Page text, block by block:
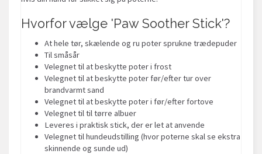
Hvorfor vælge 'Paw Soother Stick'?
At hele tør, skælende og ru poter sprukne trædepuder
Til småsår
Velegnet til at beskytte poter i frost
Velegnet til at beskytte poter før/efter tur over
brandvarmt sand
Velegnet til at beskytte poter i før/efter fortove
Velegnet til til tørre albuer
Leveres i praktisk stick, der er let at anvende
Velegnet til hundeudstilling (hvor poterne skal se ekstra
skinnende og sunde ud)